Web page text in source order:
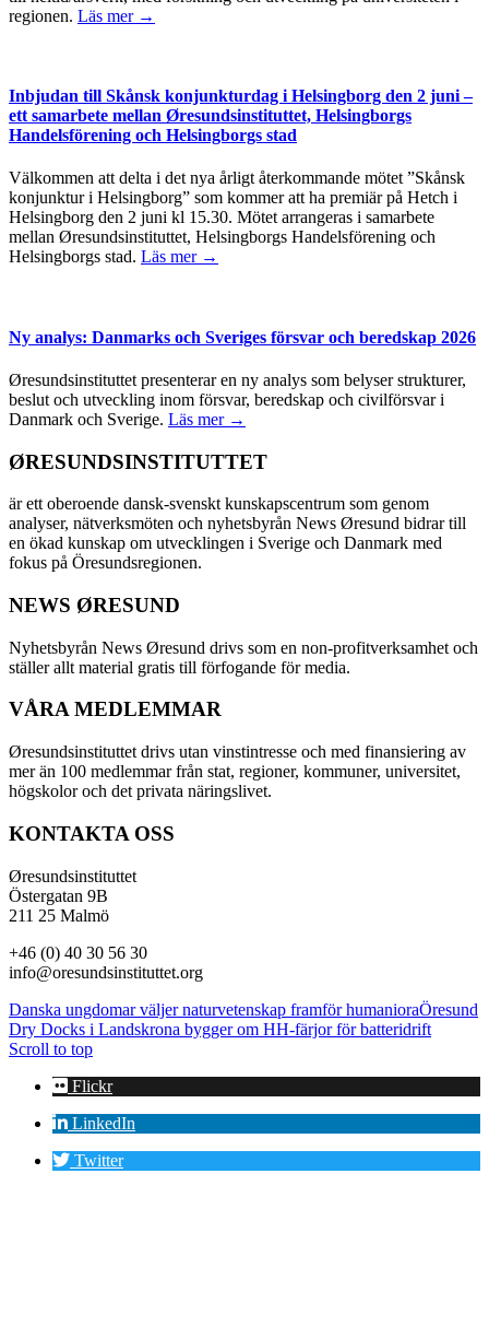
regionen. Läs mer →
Inbjudan till Skånsk konjunkturdag i Helsingborg den 2 juni –
ett samarbete mellan Øresundsinstituttet, Helsingborgs
Handelsförening och Helsingborgs stad
Välkommen att delta i det nya årligt återkommande mötet ”Skånsk
konjunktur i Helsingborg” som kommer att ha premiär på Hetch i
Helsingborg den 2 juni kl 15.30. Mötet arrangeras i samarbete
mellan Øresundsinstituttet, Helsingborgs Handelsförening och
Helsingborgs stad. Läs mer →
Ny analys: Danmarks och Sveriges försvar och beredskap 2026
Øresundsinstituttet presenterar en ny analys som belyser strukturer,
beslut och utveckling inom försvar, beredskap och civilförsvar i
Danmark och Sverige. Läs mer →
ØRESUNDSINSTITUTTET
är ett oberoende dansk-svenskt kunskapscentrum som genom
analyser, nätverksmöten och nyhetsbyrån News Øresund bidrar till
en ökad kunskap om utvecklingen i Sverige och Danmark med
fokus på Öresundsregionen.
NEWS ØRESUND
Nyhetsbyrån News Øresund drivs som en non-profitverksamhet och
ställer allt material gratis till förfogande för media.
VÅRA MEDLEMMAR
Øresundsinstituttet drivs utan vinst­intresse och med finansiering av
mer än 100 medlemmar från stat, regioner, kommuner, universitet,
högskolor och det privata näringslivet.
KONTAKTA OSS
Øresundsinstituttet
Östergatan 9B
211 25 Malmö
+46 (0) 40 30 56 30
info@oresundsinstituttet.org
Danska ungdomar väljer naturvetenskap framför humanioraÖresund
Dry Docks i Landskrona bygger om HH-färjor för batteridrift
Scroll to top
Flickr
LinkedIn
Twitter